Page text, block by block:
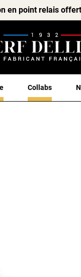
en point relais
Collabs